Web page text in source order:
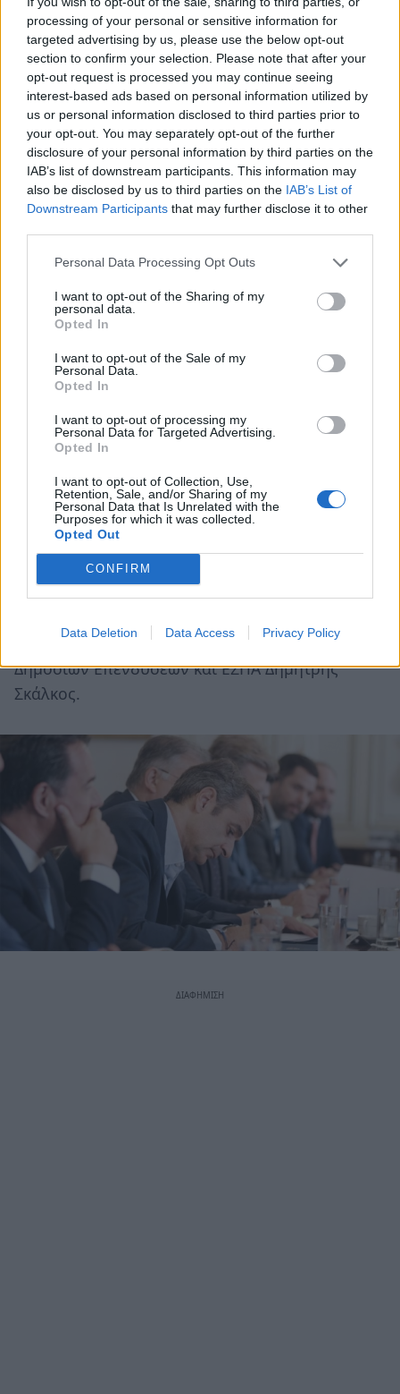
processing of your personal or sensitive information for
targeted advertising by us, please use the below opt-out
section to confirm your selection. Please note that after your
opt-out request is processed you may continue seeing
interest-based ads based on personal information utilized by
us or personal information disclosed to third parties prior to
your opt-out. You may separately opt-out of the further
disclosure of your personal information by third parties on the
IAB’s list of downstream participants. This information may
also be disclosed by us to third parties on the IAB’s List of
Downstream Participants that may further disclose it to other
Personal Data Processing Opt Outs
I want to opt-out of the Sharing of my
personal data.
Opted In
I want to opt-out of the Sale of my
Personal Data.
Opted In
I want to opt-out of processing my
Personal Data for Targeted Advertising.
Opted In
I want to opt-out of Collection, Use,
Retention, Sale, and/or Sharing of my
Personal Data that Is Unrelated with the
Purposes for which it was collected.
Opted Out
CONFIRM
Data Deletion Data Access Privacy Policy
αρμόδιοι Υπουργοί και τα στελέχη του γραφείου μου
για να αντιμετωπίζουμε εκκρεμότητες και ζητήματα
τα οποία θα προκύπτουν κατά περίπτωση.
Ευχαριστώ πάρα πολύ».
Οι Περιφερειάρχες παρουσίασαν αναλυτικά τα
προβλήματα και τις προκλήσεις που
αντιμετωπίζουν ιεραρχώντας παράλληλα τις
άμεσες προτεραιότητές τους σε κάθε περιοχή.
Τόνισαν δε την εξαιρετικής σημασίας πρώτη
συνάντηση που είχαν με τον Πρωθυπουργό,
των καθηκόντων τους, κάτι που όπως
σημείωσαν δεν έχει επαναληφθεί προγενέστερα.
Ο κ. Μητσοτάκης από την πλευρά του ανέφερε
υπάρχει εφεξής, η ουσιαστική συνεργασία με
στόχο την επίβλεψη, τον σχεδιασμό δράσεων
και τελικά την υλοποίησή τους θα είναι πρώτη
προτεραιότητα και των δύο πλευρών.
Στη σύσκεψη ήταν επίσης παρόντες ο Γενικός
Γραμματέας Συντονισμού Εσωτερικών Πολιτικών
Θανάσης Κοντογεώργης, ο Γενικός Γραμματέας
Μαντζούφας και ο Γενικός Γραμματέας
Δημοσίων Επενδύσεων και ΕΣΠΑ Δημήτρης
Σκάλκος.